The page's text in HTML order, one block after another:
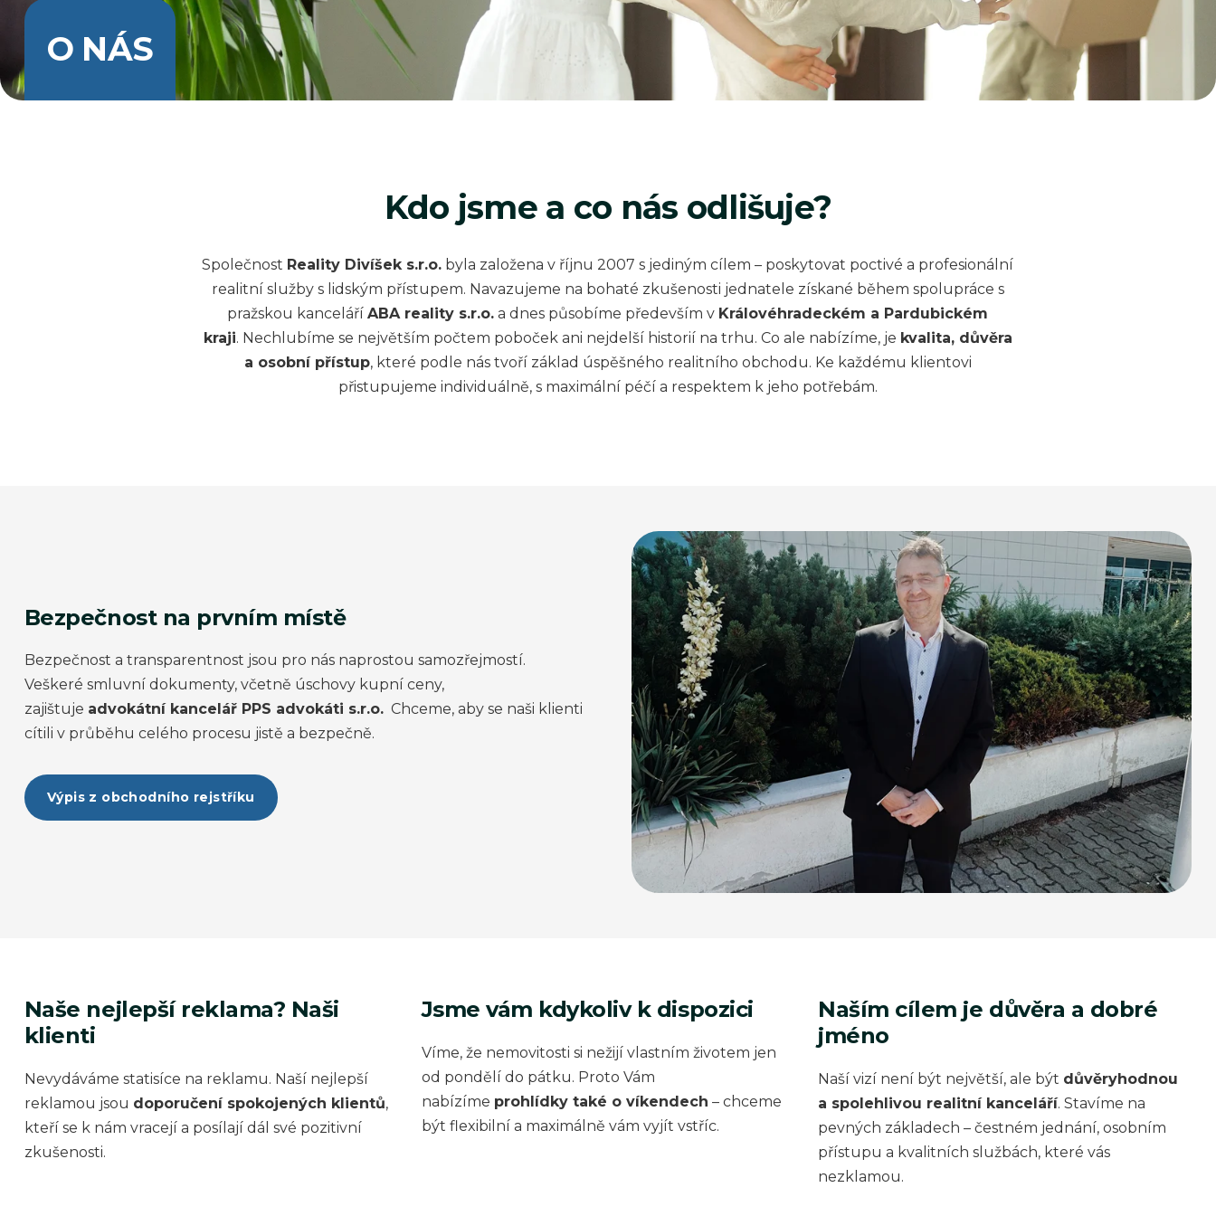
O NÁS
Kdo jsme a co nás odlišuje?
Společnost Reality Divíšek s.r.o. byla založena v říjnu 2007 s jediným cílem – poskytovat poctivé a profesionální
realitní služby s lidským přístupem. Navazujeme na bohaté zkušenosti jednatele získané během spolupráce s
pražskou kanceláříABA reality s.r.o. a dnes působíme především v Královéhradeckém a Pardubickém
kraji. Nechlubíme se největším počtem poboček ani nejdelší historií na trhu. Co ale nabízíme, je kvalita, důvěra
a osobní přístup, které podle nás tvoří základ úspěšného realitního obchodu. Ke každému klientovi
přistupujeme individuálně, s maximální péčí a respektem k jeho potřebám.
Bezpečnost na prvním místě
Bezpečnost a transparentnost jsou pro nás naprostou samozřejmostí.
Veškeré smluvní dokumenty, včetně úschovy kupní ceny,
zajištuje advokátní kancelář PPS advokáti s.r.o.Chceme, aby se naši klienti
cítili v průběhu celého procesu jistě a bezpečně.
Výpis z obchodního rejstříku
Naše nejlepší reklama? Naši
klienti
Nevydáváme statisíce na reklamu. Naší nejlepší
reklamou jsou doporučení spokojených klientů,
kteří se k nám vracejí a posílají dál své pozitivní
zkušenosti.
Jsme vám kdykoliv k dispozici
Víme, že nemovitosti si nežijí vlastním životem jen
od pondělí do pátku. Proto Vám
nabízíme prohlídky také o víkendech – chceme
být flexibilní a maximálně vám vyjít vstříc.
Naším cílem je důvěra a dobré
jméno
Naší vizí není být největší, ale být důvěryhodnou
a spolehlivou realitní kanceláří. Stavíme na
pevných základech – čestném jednání, osobním
přístupu a kvalitních službách, které vás
nezklamou.